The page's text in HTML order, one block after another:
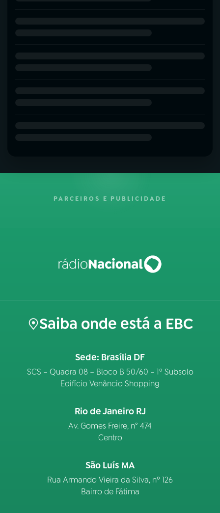
PARCEIROS E PUBLICIDADE
Saiba onde está a EBC
Sede: Brasília DF
SCS – Quadra 08 – Bloco B 50/60 – 1º Subsolo
Edifício Venâncio Shopping
Rio de Janeiro RJ
Av. Gomes Freire, n° 474
Centro
São Luís MA
Rua Armando Vieira da Silva, nº 126
Bairro de Fátima